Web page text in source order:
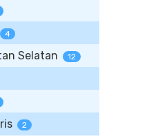
4
Selatan 12
2